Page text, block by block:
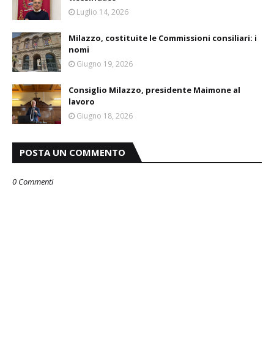
Luglio 14, 2026
Milazzo, costituite le Commissioni consiliari: i
nomi
Giugno 19, 2026
Consiglio Milazzo, presidente Maimone al
lavoro
Giugno 18, 2026
POSTA UN COMMENTO
0 Commenti